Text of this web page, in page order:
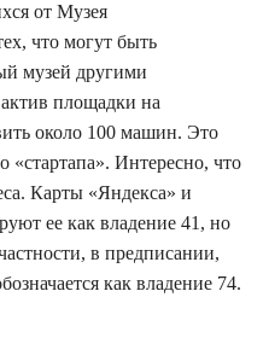
от Музея
что могут быть
музей другими
площадки на
около 100 машин. Это
«стартапа». Интересно, что
Карты «Яндекса» и
ее как владение 41, но
в предписании,
как владение 74.